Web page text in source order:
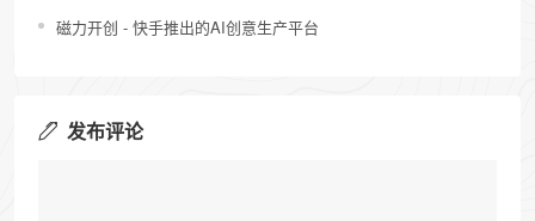
磁力开创 - 快手推出的AI创意生产平台
发布评论